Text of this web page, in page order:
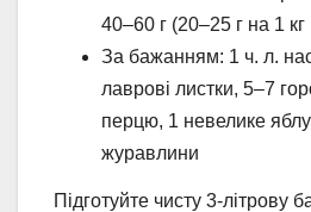
40–60 г (20–25 г на 1 кг
За бажанням: 1 ч. л.
лаврові листки, 5–7
перцю, 1 невелике
журавлини
Підготуйте чисту 3-літрову